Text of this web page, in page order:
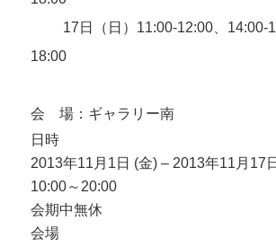
17日（日）11:00-12:00、14:00-
18:00
会 場：ギャラリー南
日時
2013年11月1日 (金) – 2013年11月17
10:00～20:00
会期中無休
会場